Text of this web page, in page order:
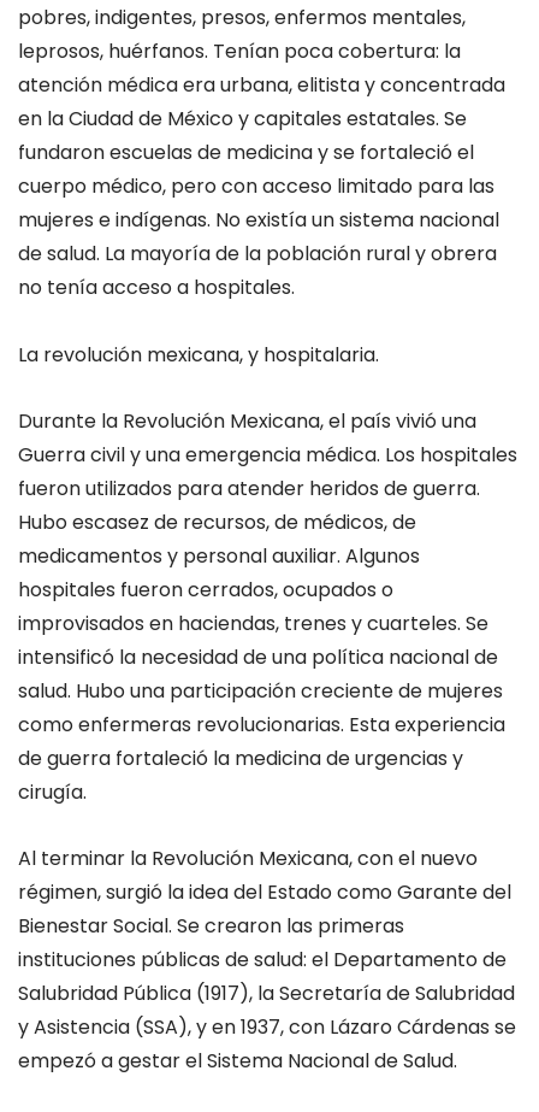
pobres, indigentes, presos, enfermos mentales,
leprosos, huérfanos. Tenían poca cobertura: la
atención médica era urbana, elitista y concentrada
en la Ciudad de México y capitales estatales. Se
fundaronescuelas de medicinay se fortaleció el
cuerpo médico, pero conacceso limitado para las
mujeres e indígenas. No existía un sistema nacional
de salud. La mayoría de la población rural y obrera
no tenía acceso a hospitales.
La revolución mexicana, y hospitalaria.
Durante la Revolución Mexicana, el país vivió una
Guerra civil yunaemergencia médica. Los hospitales
fueron utilizados para atender heridos de guerra.
Hubo escasez de recursos,de médicos,de
medicamentos y personalauxiliar. Algunos
hospitales fueron cerrados, ocupados o
improvisados en haciendas, trenes y cuarteles. Se
intensificó la necesidad de una política nacional de
salud. Hubo una participación creciente de mujeres
como enfermeras revolucionarias. Esta experiencia
de guerra fortaleció la medicina de urgencias y
cirugía.
Al terminar la Revolución Mexicana,con el nuevo
régimen,surgió la idea del Estado comoGarante del
BienestarSocial. Se crearon las primeras
instituciones públicas de salud: el Departamento de
Salubridad Pública (1917), laSecretaría de Salubridad
y Asistencia (SSA),yen 1937, con Lázaro Cárdenas se
empezó agestar elSistema Nacional deSalud.